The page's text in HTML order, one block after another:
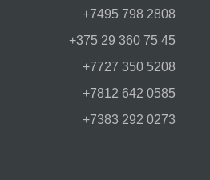
+7495 798 2808
+375 29 360 75 45
+7727 350 5208
+7812 642 0585
+7383 292 0273